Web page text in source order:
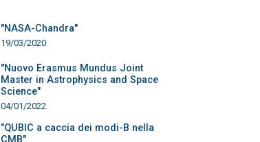
"NASA-Chandra"
19/03/2020
"Nuovo Erasmus Mundus Joint
Master in Astrophysics and Space
Science"
04/01/2022
"QUBIC a caccia dei modi-B nella
CMB"